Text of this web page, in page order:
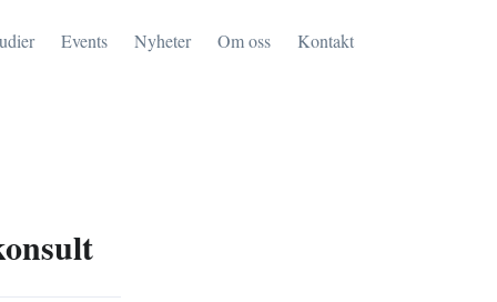
Events Nyheter Om oss Kontakt